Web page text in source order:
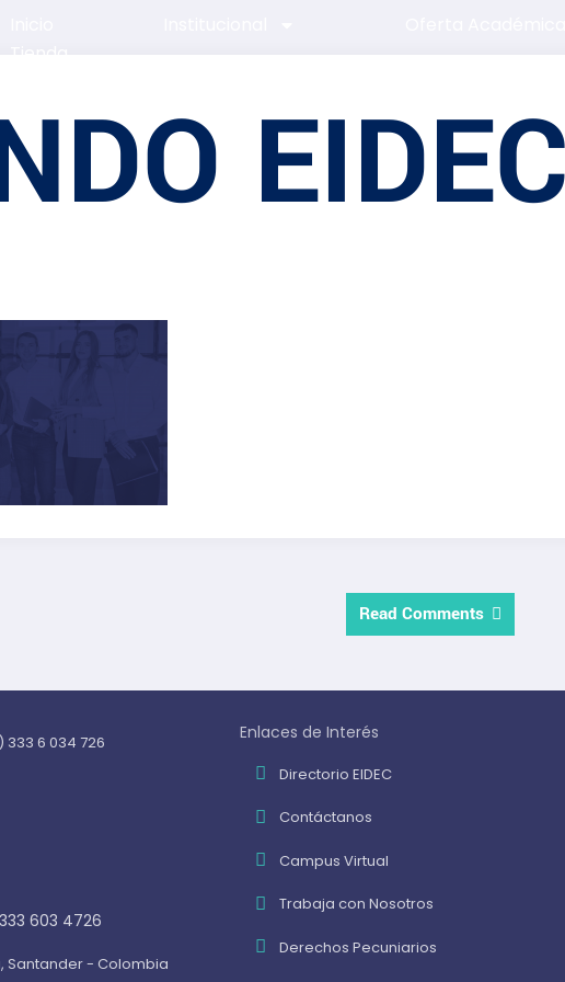
Read Comments
6 034 726
333 603 4726
Santander - Colombia
Enlaces de Interés
Directorio EIDEC
Contáctanos
Campus Virtual
Trabaja con Nosotros
Derechos Pecuniarios